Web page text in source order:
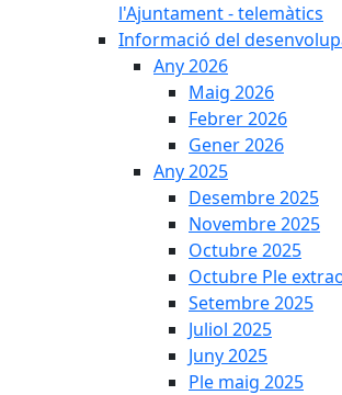
l'Ajuntament - telemàtics
Informació del
Any 2026
Maig 2026
Febrer 2026
Gener 2026
Any 2025
Desembre 2025
Novembre 2025
Octubre 2025
Octubre Ple
Setembre 2025
Juliol 2025
Juny 2025
Ple maig 2025